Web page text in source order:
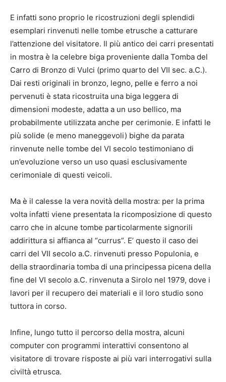
E infatti sono proprio le ricostruzioni degli splendidi
esemplari rinvenuti nelle tombe etrusche a catturare
l’attenzione del visitatore. Il più antico dei carri presentati
in mostra è la celebre biga proveniente dalla Tomba del
Carro di Bronzo di Vulci (primo quarto del VII sec. a.C.).
Dai resti originali in bronzo, legno, pelle e ferro a noi
pervenuti è stata ricostruita una biga leggera di
dimensioni modeste, adatta a un uso bellico, ma
probabilmente utilizzata anche per cerimonie. E infatti le
più solide (e meno maneggevoli) bighe da parata
rinvenute nelle tombe del VI secolo testimoniano di
un’evoluzione verso un uso quasi esclusivamente
cerimoniale di questi veicoli.
Ma è il calesse la vera novità della mostra: per la prima
volta infatti viene presentata la ricomposizione di questo
carro che in alcune tombe particolarmente signorili
addirittura si affianca al “currus”. E’ questo il caso dei
carri del VII secolo a.C. rinvenuti presso Populonia, e
della straordinaria tomba di una principessa picena della
fine del VI secolo a.C. rinvenuta a Sirolo nel 1979, dove i
lavori per il recupero dei materiali e il loro studio sono
tuttora in corso.
Infine, lungo tutto il percorso della mostra, alcuni
computer con programmi interattivi consentono al
visitatore di trovare risposte ai più vari interrogativi sulla
civiltà etrusca.